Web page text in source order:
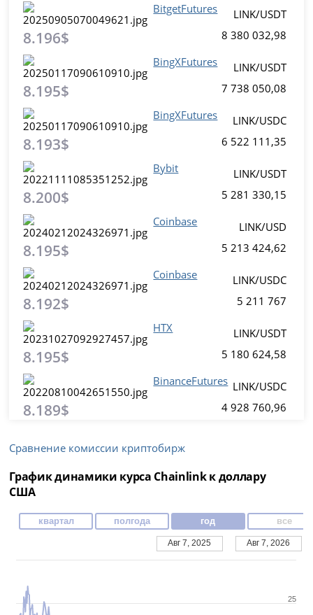
BitgetFutures
8.196$
LINK/USDT
8 380 032,98
BingXFutures
8.195$
LINK/USDT
7 738 050,08
BingXFutures
8.193$
LINK/USDC
6 522 111,35
Bybit
8.200$
LINK/USDT
5 281 330,15
Coinbase
8.195$
LINK/USD
5 213 424,62
Coinbase
8.192$
LINK/USDC
5 211 767
HTX
8.195$
LINK/USDT
5 180 624,58
BinanceFutures
8.189$
LINK/USDC
4 928 760,96
Сравнение комиссии криптобирж
График динамики курса Chainlink к доллару
США
25
квартал полгода год все
Авг 7, 2025 Авг 7, 2026